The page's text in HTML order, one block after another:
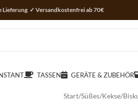
✓ Versandkostenfrei ab 70€
TASSEN GERÄTE & ZUBEHÖR
Start/Süßes/Kekse/